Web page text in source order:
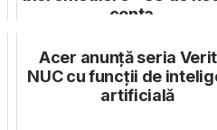
conta...
Acer anunță seria
NUC cu funcții de
artificială